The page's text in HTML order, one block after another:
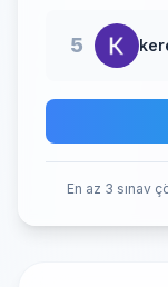
5
En az 3 sınav